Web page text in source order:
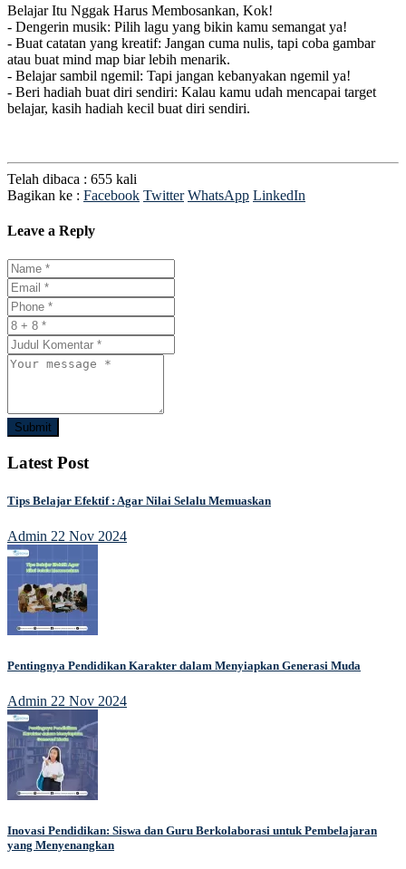
Belajar Itu Nggak Harus Membosankan, Kok!
- Dengerin musik: Pilih lagu yang bikin kamu semangat ya!
- Buat catatan yang kreatif: Jangan cuma nulis, tapi coba gambar
atau buat mind map biar lebih menarik.
- Belajar sambil ngemil: Tapi jangan kebanyakan ngemil ya!
- Beri hadiah buat diri sendiri: Kalau kamu udah mencapai target
belajar, kasih hadiah kecil buat diri sendiri.
Telah dibaca : 655 kali
Bagikan ke : Facebook Twitter WhatsApp LinkedIn
Leave a Reply
Submit
Latest Post
Tips Belajar Efektif : Agar Nilai Selalu Memuaskan
Admin 22 Nov 2024
Pentingnya Pendidikan Karakter dalam Menyiapkan Generasi Muda
Admin 22 Nov 2024
Inovasi Pendidikan: Siswa dan Guru Berkolaborasi untuk Pembelajaran
yang Menyenangkan